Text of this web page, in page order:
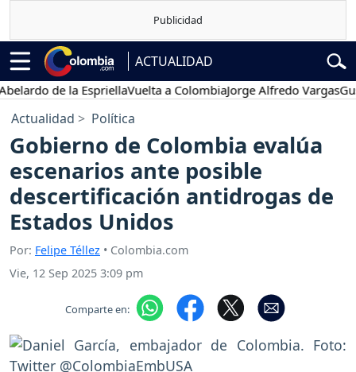
ACTUALIDAD
de la EspriellaVuelta a ColombiaJorge Alfredo Vargas
Actualidad Política
Gobierno de Colombia evalúa
escenarios ante posible
descertificación antidrogas de
Estados Unidos
Por: Felipe Téllez • Colombia.com
Vie, 12 Sep 2025 3:09 pm
Comparte en: